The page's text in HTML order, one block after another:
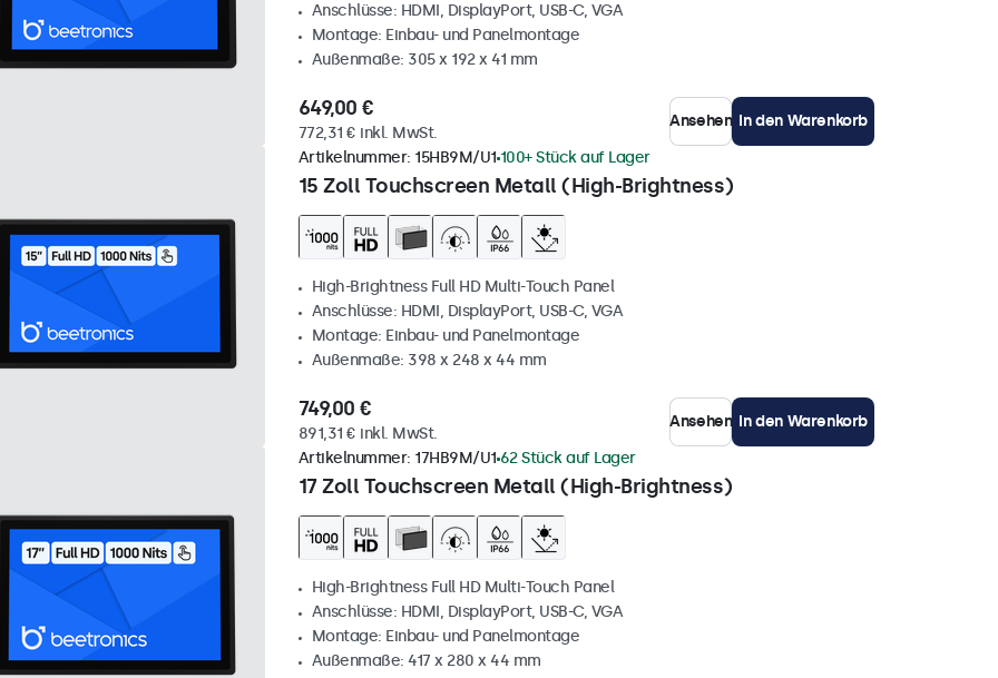
Anschlüsse: HDMI, DisplayPort, USB-C, VGA
Montage: Einbau- und Panelmontage
Außenmaße: 305 x 192 x 41 mm
649,00 €
772,31 € inkl. MwSt.
Ansehen In den Warenkorb
15 Zoll Touchscreen Metall (High-Brightness)
Artikelnummer: 15HB9M/U1 100+ Stück auf Lager
High-Brightness Full HD Multi-Touch Panel
Anschlüsse: HDMI, DisplayPort, USB-C, VGA
Montage: Einbau- und Panelmontage
Außenmaße: 398 x 248 x 44 mm
749,00 €
891,31 € inkl. MwSt.
Ansehen In den Warenkorb
17 Zoll Touchscreen Metall (High-Brightness)
Artikelnummer: 17HB9M/U1 62 Stück auf Lager
High-Brightness Full HD Multi-Touch Panel
Anschlüsse: HDMI, DisplayPort, USB-C, VGA
Montage: Einbau- und Panelmontage
Außenmaße: 417 x 280 x 44 mm